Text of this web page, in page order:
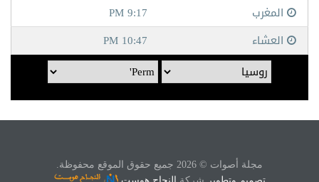
مجلة أصوات © 2026 جميع حقوق الموقع محفوظة.